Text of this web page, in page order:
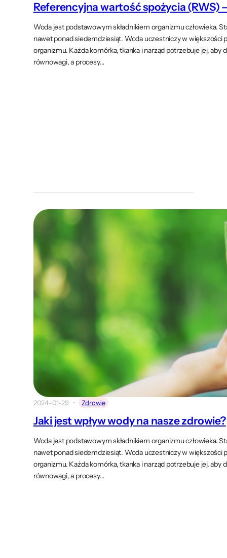
Referencyjna wartość spożycia (RWS)
Woda jest podstawowym składnikiem organizmu człowieka.
nawet ponad siedemdziesiąt. Woda uczestniczy w
organizmu. Każda komórka, tkanka i narząd potrzebuje jej, aby
równowagi, a procesy…
2024-01-29 Zdrowie
Jaki jest wpływ wody na nasze zdrowie?
Woda jest podstawowym składnikiem organizmu człowieka.
nawet ponad siedemdziesiąt. Woda uczestniczy w
organizmu. Każda komórka, tkanka i narząd potrzebuje jej, aby
równowagi, a procesy…